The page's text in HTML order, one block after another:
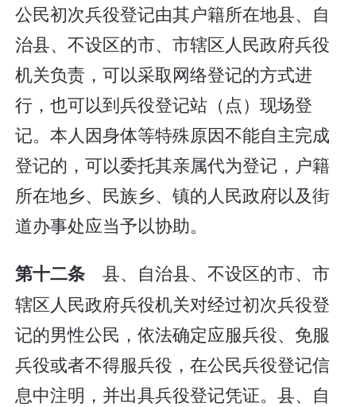
公民初次兵役登记由其户籍所在地县、自
治县、不设区的市、市辖区人民政府兵役
机关负责，可以采取网络登记的方式进
行，也可以到兵役登记站（点）现场登
记。本人因身体等特殊原因不能自主完成
登记的，可以委托其亲属代为登记，户籍
所在地乡、民族乡、镇的人民政府以及街
道办事处应当予以协助。
第十二条 县、自治县、不设区的市、市
辖区人民政府兵役机关对经过初次兵役登
记的男性公民，依法确定应服兵役、免服
兵役或者不得服兵役，在公民兵役登记信
息中注明，并出具兵役登记凭证。县、自